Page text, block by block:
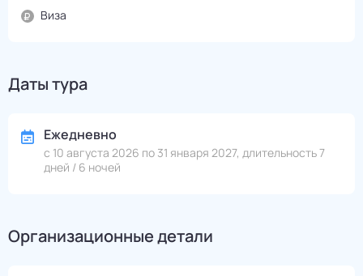
Виза
Даты тура
Ежедневно
с 10 августа 2026 по 31 января 2027, длительность 7
дней / 6 ночей
Организационные детали